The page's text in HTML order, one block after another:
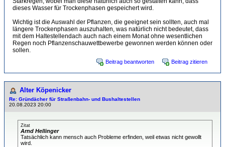
dieses Wasser für Trockenphasen gespeichert wird.
Wichtig ist die Auswahl der Pflanzen, die geeignet sein sollten, auch mal
längere Trockenphasen auszuhalten, was natürlich nicht bedeutet, dass
mit dem Haltestellendach auch nach einem Monat ohne wesentlichen
Regen noch Pflanzenschauwettbewerbe gewonnen werden können oder
sollen.
Beitrag beantworten Beitrag zitieren
Alter Köpenicker
Re: Gründächer für Straßenbahn- und Bushaltestellen
20.08.2023 20:00
Zitat
Arnd Hellinger
Tatsächlich kann mensch auch Probleme erfinden, weil etwas nicht gewollt
wird.